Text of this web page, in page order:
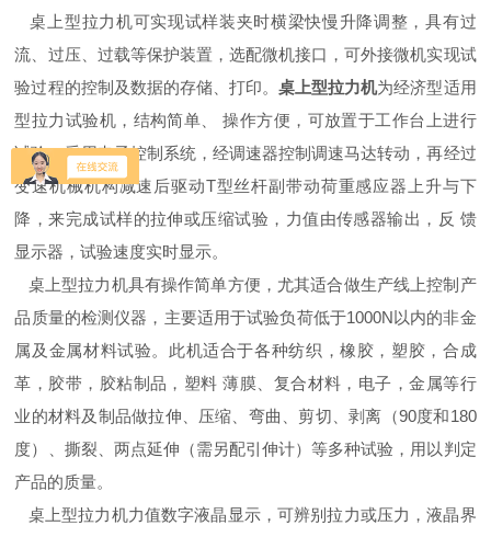
桌上型拉力机可实现试样装夹时横梁快慢升降调整，具有过
流、过压、过载等保护装置，选配微机接口，可外接微机实现试
验过程的控制及数据的存储、打印。桌上型拉力机为经济型适用
型拉力试验机，结构简单、 操作方便，可放置于工作台上进行
试验，采用电子控制系统，经调速器控制调速马达转动，再经过
变速机械机构减速后驱动T型丝杆副带动荷重感应器上升与下
降，来完成试样的拉伸或压缩试验，力值由传感器输出，反 馈
显示器，试验速度实时显示。
桌上型拉力机具有操作简单方便，尤其适合做生产线上控制产
品质量的检测仪器，主要适用于试验负荷低于1000N以内的非金
属及金属材料试验。此机适合于各种纺织，橡胶，塑胶，合成
革，胶带，胶粘制品，塑料 薄膜、复合材料，电子，金属等行
业的材料及制品做拉伸、压缩、弯曲、剪切、剥离（90度和180
度）、撕裂、两点延伸（需另配引伸计）等多种试验，用以判定
产品的质量。
桌上型拉力机力值数字液晶显示，可辨别拉力或压力，液晶界